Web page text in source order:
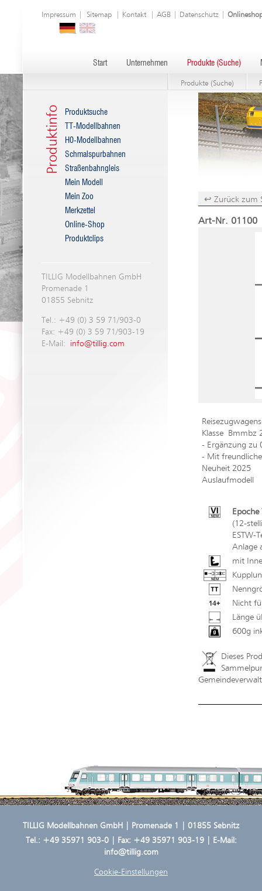
Impressum Sitemap Kontakt AGB Datenschutz
Start Unternehmen Produkte (Suche)
Produkte (Suche)
Produktinfo
Produktsuche
TT-Modellbahnen
H0-Modellbahnen
Schmalspurbahnen
Straßenbahngleis
Mein Modell
Mein Zoo
Merkzettel
Online-Shop
Produktclips
TILLIG Modellbahnen GmbH
Promenade 1
01855 Sebnitz
Tel.: +49 (0) 3 59 71/903-0
Fax: +49 (0) 3 59 71/903-19
E-Mail: info@tillig.com
↩ Zurück zum
Art-Nr. 01100 |
Klasse Bmmbz
- Ergänzung zu
- Mit
Neuheit 2025
Auslaufmodell
(12-
ESTW-
Anlage
mit
Nicht
Länge
600g
Dieses
TILLIG Modellbahnen GmbH | Promenade 1 | 01855 Sebnitz
Tel.: +49 35971 903-0| Fax: +49 35971 903-19 | E-Mail:
info@tillig.com
Cookie-Einstellungen